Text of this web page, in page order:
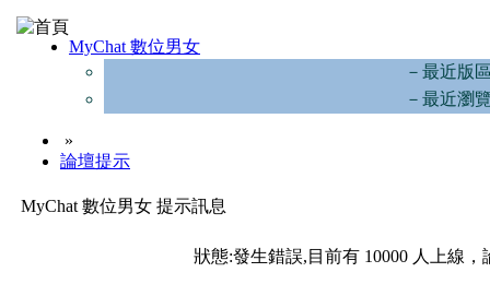
MyChat 數位男女
－最近版
－最近瀏
»
論壇提示
MyChat 數位男女 提示訊息
狀態:發生錯誤,目前有 10000 人上線